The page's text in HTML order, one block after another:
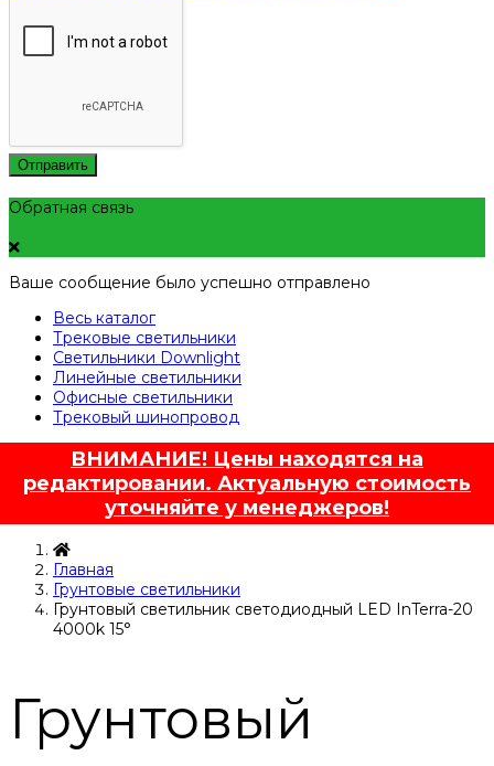
Отправить
Обратная связь
Ваше сообщение было успешно отправлено
Весь каталог
Трековые светильники
Светильники Downlight
Линейные светильники
Офисные светильники
Трековый шинопровод
ВНИМАНИЕ! Цены находятся на
редактировании. Актуальную стоимость
уточняйте у менеджеров!
Главная
Грунтовые светильники
Грунтовый светильник светодиодный LED InTerra-20
4000k 15°
Грунтовый